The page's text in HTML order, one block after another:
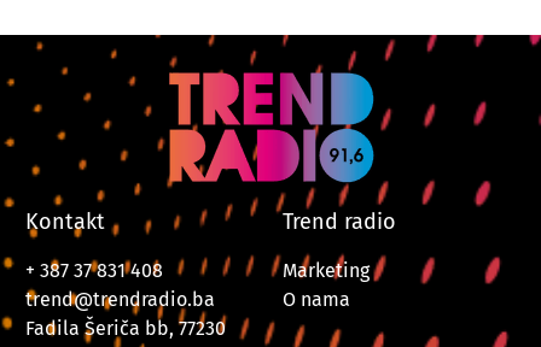
Kontakt
+ 387 37 831 408
trend@trendradio.ba
Fadila Šeriča bb, 77230
Trend radio
Marketing
O nama